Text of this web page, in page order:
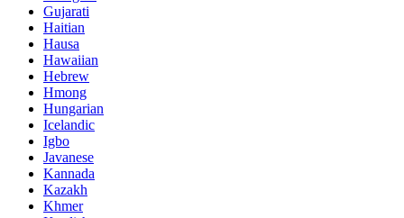
Gujarati
Haitian
Hausa
Hawaiian
Hebrew
Hmong
Hungarian
Icelandic
Igbo
Javanese
Kannada
Kazakh
Khmer